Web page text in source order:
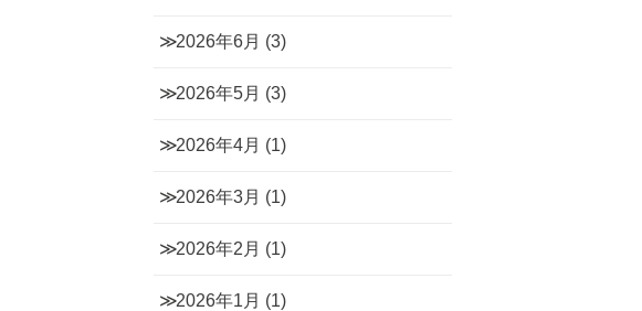
2026年6月 (3)
2026年5月 (3)
2026年4月 (1)
2026年3月 (1)
2026年2月 (1)
2026年1月 (1)